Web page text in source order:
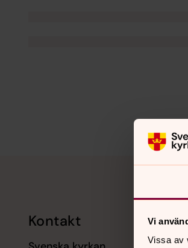
Vi
Vissa av
Kontakt